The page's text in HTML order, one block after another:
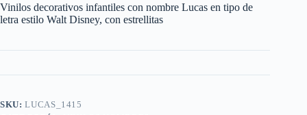
Vinilos decorativos infantiles con nombre Lucas en tipo de
letra estilo Walt Disney, con estrellitas
SKU:LUCAS_1415